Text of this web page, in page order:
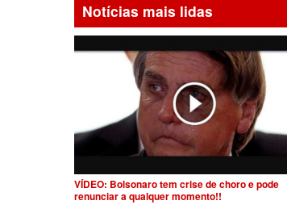
Notícias mais lidas
VÍDEO: Bolsonaro tem crise de choro e pode
renunciar a qualquer momento!!